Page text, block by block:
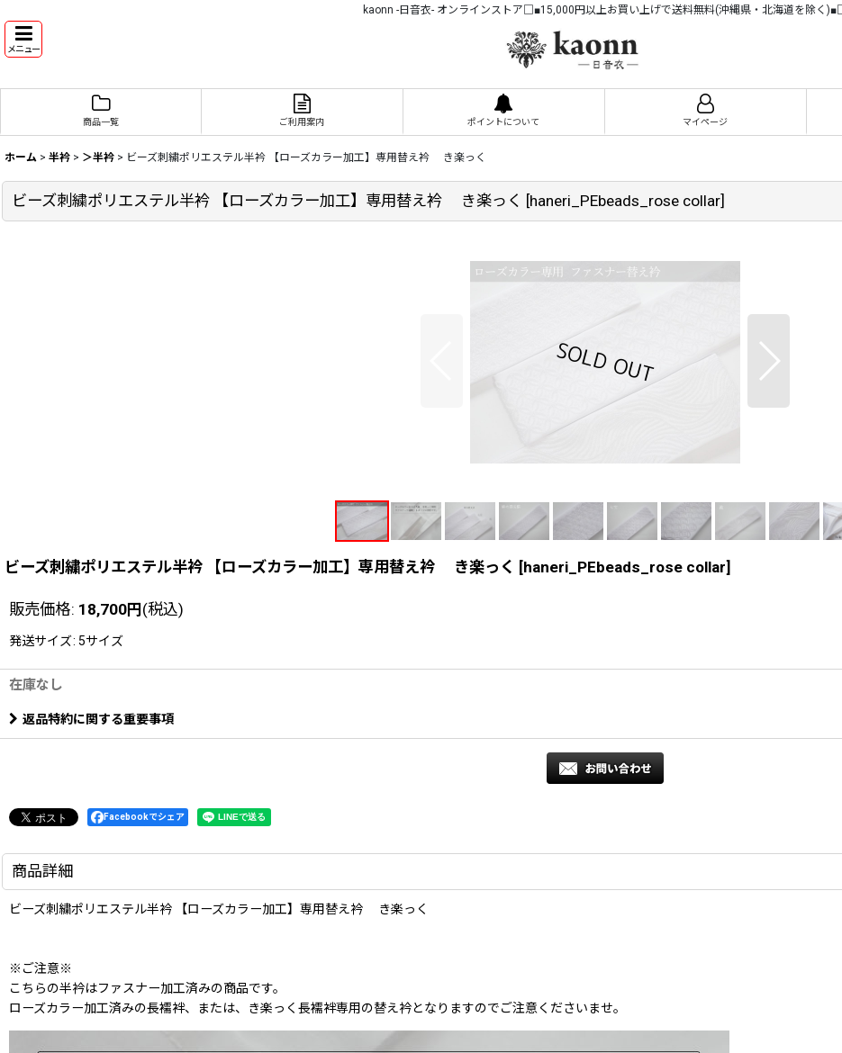
kaonn -日音衣- オンラインストア□■15,000円以上お買い上げで送料無料(沖縄県・北海道を除く)■□
メニュー
商品一覧 ご利用案内 ポイントについて マイページ
ホーム > 半衿 > ＞半衿 > ビーズ刺繍ポリエステル半衿 【ローズカラー加工】専用替え衿 き楽っく
ビーズ刺繍ポリエステル半衿 【ローズカラー加工】専用替え衿 き楽っく [haneri_PEbeads_rose collar]
ビーズ刺繍ポリエステル半衿 【ローズカラー加工】専用替え衿 き楽っく [haneri_PEbeads_rose collar]
販売価格: 18,700円(税込)
発送サイズ: 5サイズ
在庫なし
返品特約に関する重要事項
Facebookでシェア
商品詳細
ビーズ刺繍ポリエステル半衿 【ローズカラー加工】専用替え衿 き楽っく
※ご注意※
こちらの半衿はファスナー加工済みの商品です。
ローズカラー加工済みの長襦袢、または、き楽っく長襦袢専用の替え衿となりますのでご注意くださいませ。